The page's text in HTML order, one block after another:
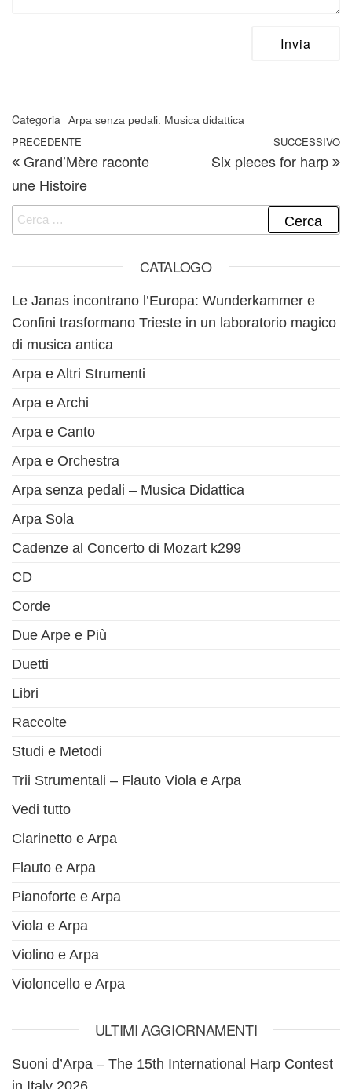
Categoria Arpa senza pedali: Musica didattica
Navigazione articoli
Articolo precedente
PRECEDENTE
Grand’Mère raconte
une Histoire
SUCCESSIVO
Six pieces for harp
Ricerca per:
CATALOGO
Le Janas incontrano l’Europa: Wunderkammer e
Confini trasformano Trieste in un laboratorio magico
di musica antica
Arpa e Altri Strumenti
Arpa e Archi
Arpa e Canto
Arpa e Orchestra
Arpa senza pedali – Musica Didattica
Arpa Sola
Cadenze al Concerto di Mozart k299
CD
Corde
Due Arpe e Più
Duetti
Libri
Raccolte
Studi e Metodi
Trii Strumentali – Flauto Viola e Arpa
Vedi tutto
Clarinetto e Arpa
Flauto e Arpa
Pianoforte e Arpa
Viola e Arpa
Violino e Arpa
Violoncello e Arpa
ULTIMI AGGIORNAMENTI
Suoni d’Arpa – The 15th International Harp Contest
in Italy 2026